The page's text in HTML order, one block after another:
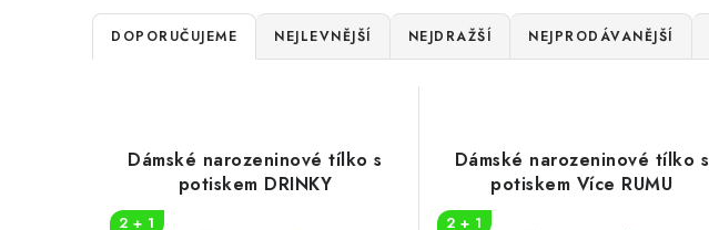
Ř
a
DOPORUČUJEME NEJLEVNĚJŠÍ NEJDRAŽŠÍ NEJPRODÁVANĚJŠÍ
Dámské narozeninové tílko s
potiskem DRINKY
2 + 1
Dámské narozeninové tílko s
potiskem Více RUMU
2 + 1